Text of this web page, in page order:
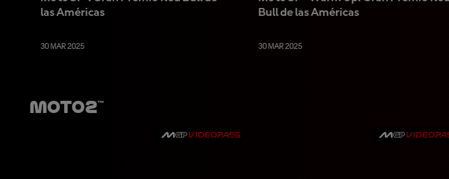
las Américas
30 MAR 2025
Bull de las Américas
30 MAR 2025
Moto2™